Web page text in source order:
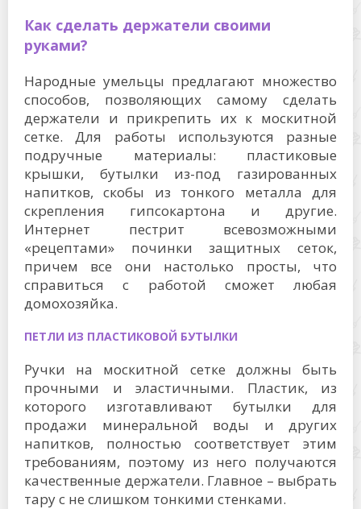
Как сделать держатели своими
руками?
Народные умельцы предлагают множество
способов, позволяющих самому сделать
держатели и прикрепить их к москитной
сетке. Для работы используются разные
подручные материалы: пластиковые
крышки, бутылки из-под газированных
напитков, скобы из тонкого металла для
скрепления гипсокартона и другие.
Интернет пестрит всевозможными
«рецептами» починки защитных сеток,
причем все они настолько просты, что
справиться с работой сможет любая
домохозяйка.
ПЕТЛИ ИЗ ПЛАСТИКОВОЙ БУТЫЛКИ
Ручки на москитной сетке должны быть
прочными и эластичными. Пластик, из
которого изготавливают бутылки для
продажи минеральной воды и других
напитков, полностью соответствует этим
требованиям, поэтому из него получаются
качественные держатели. Главное – выбрать
тару с не слишком тонкими стенками.